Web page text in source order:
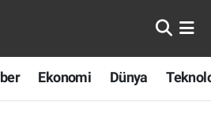
Ekonomi Dünya